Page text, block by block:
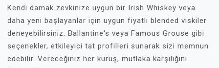
Kendi damak zevkinize uygun bir Irish Whiskey veya
daha yeni başlayanlar için uygun fiyatlı blended viskiler
deneyebilirsiniz. Ballantine's veya Famous Grouse gibi
seçenekler, etkileyici tat profilleri sunarak sizi memnun
edebilir. Vereceğiniz her kuruş, mutlaka karşılığını